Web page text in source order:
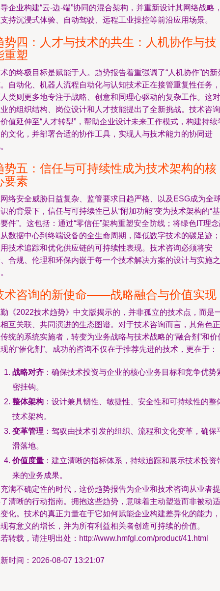
企业构建“云-边-端”协同的混合架构，并重新设计其网络战略
持沉浸式体验、自动驾驶、远程工业操控等前沿应用场景。
势四：人才与技术的共生：人机协作与技
重塑
的终极目标是赋能于人。趋势报告着重强调了“人机协作”的新
自动化、机器人流程自动化与认知技术正在接管重复性任务，
类则更多地专注于战略、创意和同理心驱动的复杂工作。这对
的组织结构、岗位设计和人才技能提出了全新挑战。技术咨询
值延伸至“人才转型”，帮助企业设计未来工作模式，构建持续
文化，并部署合适的协作工具，实现人与技术能力的协同进
势五：信任与可持续性成为技术架构的核
要素
络安全威胁日益复杂、监管要求日趋严格、以及ESG成为全
的背景下，信任与可持续性已从“附加功能”变为技术架构的“基
件”。这包括：通过“零信任”架构重塑安全防线；将绿色IT理
数据中心到终端设备的全生命周期，降低数字技术的碳足迹；
技术追踪和优化供应链的可持续性表现。技术咨询必须将安
合规、伦理和环保内嵌于每一个技术解决方案的设计与实施之
术咨询的新使命——战略融合与价值实现
《2022技术趋势》中文版揭示的，并非孤立的技术点，而是
互关联、共同演进的生态图谱。对于技术咨询而言，其角色正
统的系统实施者，转变为业务战略与技术战略的“融合剂”和价
的“催化剂”。成功的咨询不仅在于推荐先进的技术，更在于：
战略对齐 ：确保技术投资与企业的核心业务目标和竞争优势
密挂钩。
整体架构 ：设计兼具韧性、敏捷性、安全性和可持续性的整
技术架构。
变革管理 ：驾驭由技术引发的组织、流程和文化变革，确保
滑落地。
价值度量 ：建立清晰的指标体系，持续追踪和展示技术投资
来的业务成果。
满不确定性的时代，这份趋势报告为企业和技术咨询从业者提
清晰的行动指南。拥抱这些趋势，意味着主动塑造而非被动适
化。技术的真正力量在于它如何赋能企业构建差异化的能力，
有意义的增长，并为所有利益相关者创造可持续的价值。
转载，请注明出处：http://www.hmfgl.com/product/41.html
时间：2026-08-07 13:21:07